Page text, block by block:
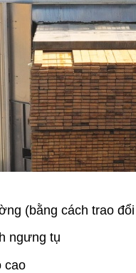
(bằng cách trao
ngưng tụ
cao